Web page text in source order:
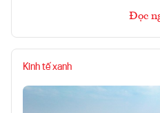
Đọc
Kinh tế xanh